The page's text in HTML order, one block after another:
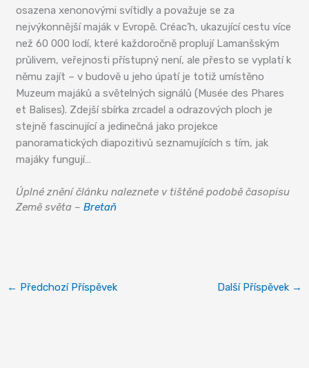
osazena xenonovými svítidly a považuje se za
nejvýkonnější maják v Evropě. Créac’h, ukazující cestu více
než 60 000 lodí, které každoročně proplují Lamanšským
průlivem, veřejnosti přístupný není, ale přesto se vyplatí k
němu zajít – v budově u jeho úpatí je totiž umístěno
Muzeum majáků a světelných signálů (Musée des Phares
et Balises). Zdejší sbírka zrcadel a odrazových ploch je
stejně fascinující a jedinečná jako projekce
panoramatických diapozitivů seznamujících s tím, jak
majáky fungují…
Úplné znění článku naleznete v tištěné podobě časopisu
Země světa –Bretaň
← Předchozí Příspěvek Další Příspěvek →